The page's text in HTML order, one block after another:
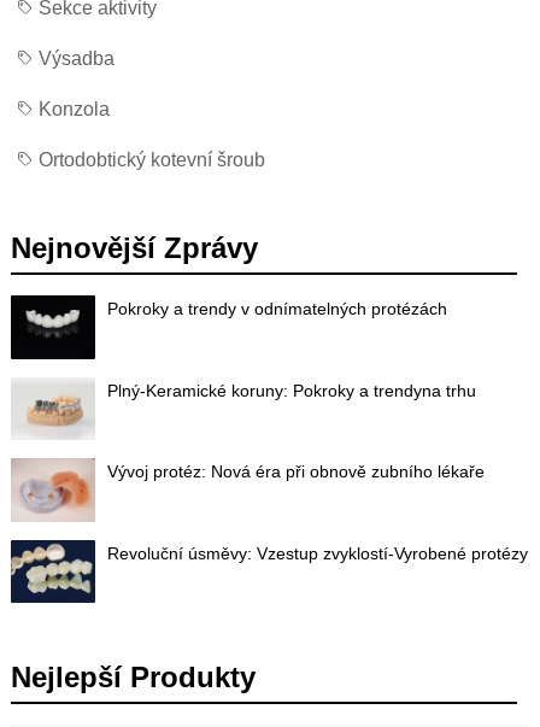
Sekce aktivity
Výsadba
Konzola
Ortodobtický kotevní šroub
Nejnovější Zprávy
Pokroky a trendy v odnímatelných protézách
Plný-Keramické koruny: Pokroky a trendyna trhu
Vývoj protéz: Nová éra při obnově zubního lékaře
Revoluční úsměvy: Vzestup zvyklostí-Vyrobené protézy
Nejlepší Produkty